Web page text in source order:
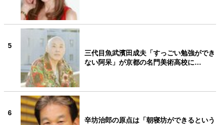
5
三代目魚武濱田成夫「すっごい勉強ができ
ない阿呆」が京都の名門美術高校に…
6
辛坊治郎の原点は「朝寝坊ができるという